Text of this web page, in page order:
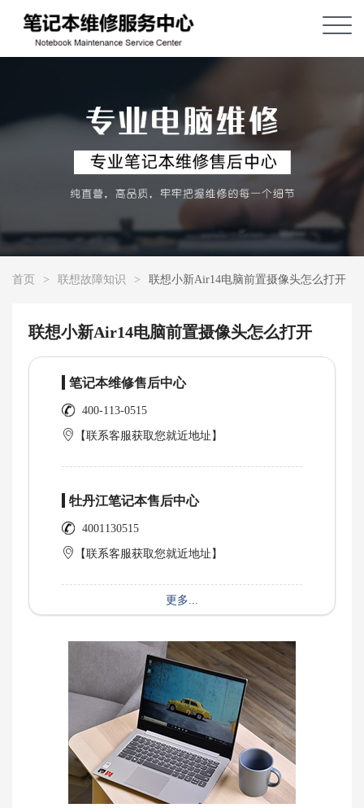
首页 > 联想故障知识 > 联想小新Air14电脑前置摄像头怎么打开
联想小新Air14电脑前置摄像头怎么打开
笔记本维修售后中心
400-113-0515
【联系客服获取您就近地址】
牡丹江笔记本售后中心
4001130515
【联系客服获取您就近地址】
更多...